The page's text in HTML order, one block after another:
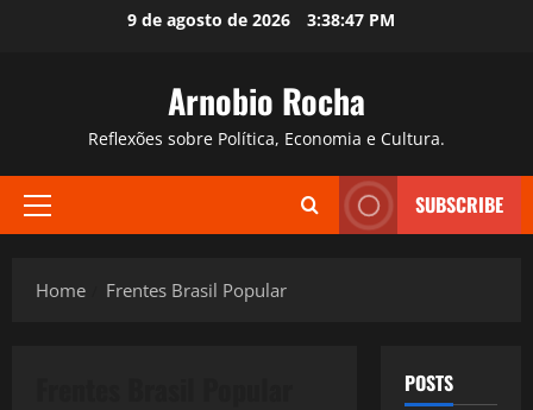
9 de agosto de 2026 3:38:48 PM
Arnobio Rocha
Reflexões sobre Política, Economia e Cultura.
Primary
SUBSCRIBE
Home Frentes Brasil Popular
POSTS